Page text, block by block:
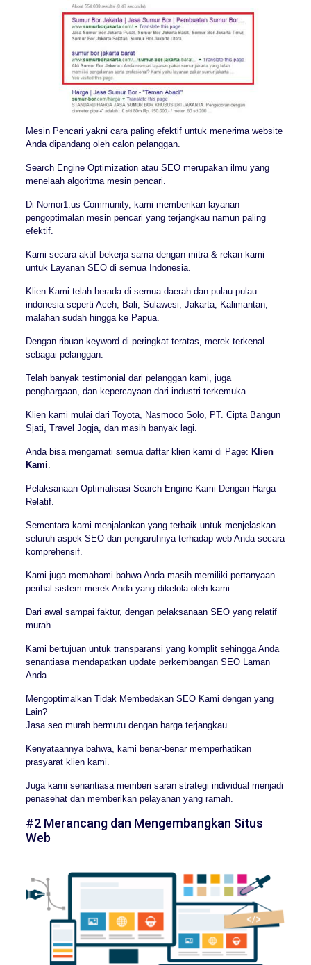
Mesin Pencari yakni cara paling efektif untuk menerima website
Anda dipandang oleh calon pelanggan.
Search Engine Optimization atau SEO merupakan ilmu yang
menelaah algoritma mesin pencari.
Di Nomor1.us Community, kami memberikan layanan
pengoptimalan mesin pencari yang terjangkau namun paling
efektif.
Kami secara aktif bekerja sama dengan mitra & rekan kami
untuk Layanan SEO di semua Indonesia.
Klien Kami telah berada di semua daerah dan pulau-pulau
indonesia seperti Aceh, Bali, Sulawesi, Jakarta, Kalimantan,
malahan sudah hingga ke Papua.
Dengan ribuan keyword di peringkat teratas, merek terkenal
sebagai pelanggan.
Telah banyak testimonial dari pelanggan kami, juga
penghargaan, dan kepercayaan dari industri terkemuka.
Klien kami mulai dari Toyota, Nasmoco Solo, PT. Cipta Bangun
Sjati, Travel Jogja, dan masih banyak lagi.
Anda bisa mengamati semua daftar klien kami di Page: Klien
Kami
Pelaksanaan Optimalisasi Search Engine Kami Dengan Harga
Relatif.
Sementara kami menjalankan yang terbaik untuk menjelaskan
seluruh aspek SEO dan pengaruhnya terhadap web Anda secara
komprehensif.
Kami juga memahami bahwa Anda masih memiliki pertanyaan
perihal sistem merek Anda yang dikelola oleh kami.
Dari awal sampai faktur, dengan pelaksanaan SEO yang relatif
murah.
Kami bertujuan untuk transparansi yang komplit sehingga Anda
senantiasa mendapatkan update perkembangan SEO Laman
Anda.
Mengoptimalkan Tidak Membedakan SEO Kami dengan yang
Lain?
Jasa seo murah bermutu dengan harga terjangkau.
Kenyataannya bahwa, kami benar-benar memperhatikan
prasyarat klien kami.
Juga kami senantiasa memberi saran strategi individual menjadi
penasehat dan memberikan pelayanan yang ramah.
#2 Merancang dan Mengembangkan Situs
Web